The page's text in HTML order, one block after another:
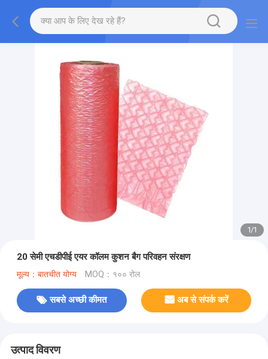
1/1
20 सेमी एचडीपीई एयर कॉलम कुशन बैग परिवहन संरक्षण
मूल्य：बातचीत योग्य MOQ：१०० रोल
सबसे अच्छी कीमत अब से संपर्क करें
उत्पाद विवरण